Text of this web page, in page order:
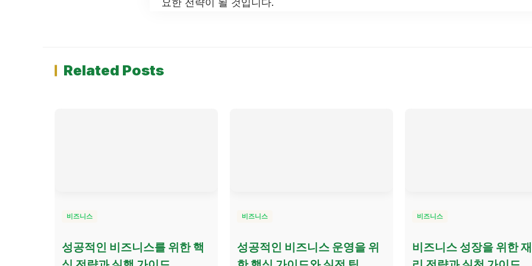
요한 전략이 될 것입니다.
Related Posts
비즈니스
성공적인 비즈니스를 위한 핵
비즈니스
성공적인 비즈니스 운영을 위
비즈니스
비즈니스 성장을 위한